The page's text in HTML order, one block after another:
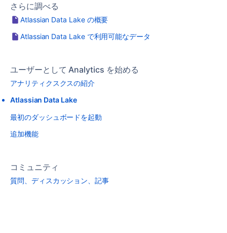
さらに調べる
Atlassian Data Lake の概要
Atlassian Data Lake で利用可能なデータ
ユーザーとして Analytics を始める
アナリティクスクスの紹介
Atlassian Data Lake
最初のダッシュボードを起動
追加機能
コミュニティ
質問、ディスカッション、記事